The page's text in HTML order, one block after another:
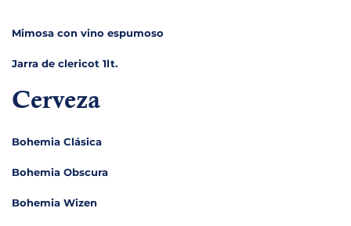
Mimosa con vino espumoso
Jarra de clericot 1lt.
Cerveza
Bohemia Clásica
Bohemia Obscura
Bohemia Wizen